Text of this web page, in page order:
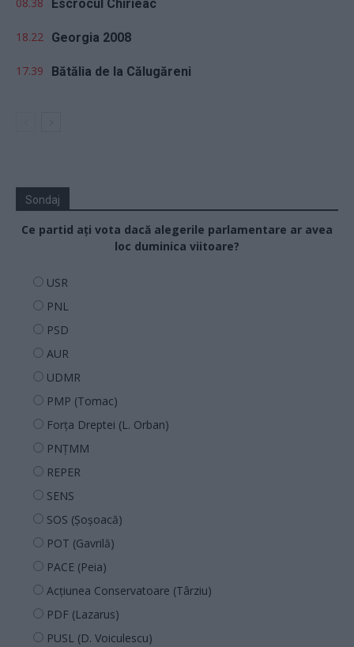
Escrocul Chirieac
18.22 Georgia 2008
17.39 Bătălia de la Călugăreni
Sondaj
Ce partid ați vota dacă alegerile parlamentare ar avea
loc duminica viitoare?
USR
PNL
PSD
AUR
UDMR
PMP (Tomac)
Forța Dreptei (L. Orban)
PNȚMM
REPER
SENS
SOS (Șoșoacă)
POT (Gavrilă)
PACE (Peia)
Acțiunea Conservatoare (Târziu)
PDF (Lazarus)
PUSL (D. Voiculescu)